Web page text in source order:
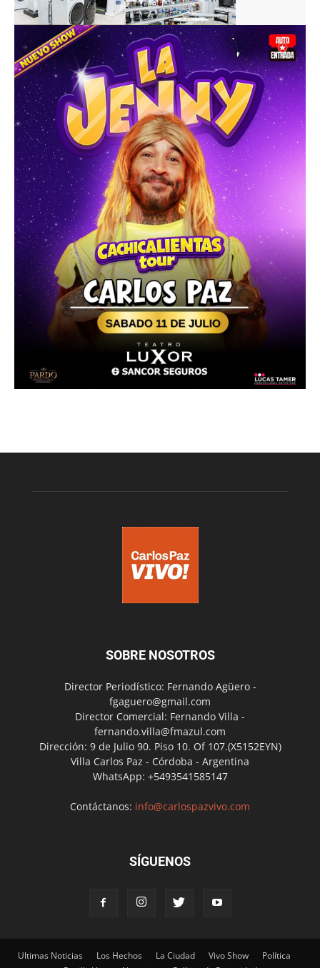
SOBRE NOSOTROS
Director Periodístico: Fernando Agüero -
fgaguero@gmail.com
Director Comercial: Fernando Villa -
fernando.villa@fmazul.com
Dirección: 9 de Julio 90. Piso 10. Of 107.(X5152EYN)
Villa Carlos Paz - Córdoba - Argentina
WhatsApp: +5493541585147
Contáctanos: info@carlospazvivo.com
SÍGUENOS
Ultimas Noticias Los Hechos La Ciudad Vivo Show
Política